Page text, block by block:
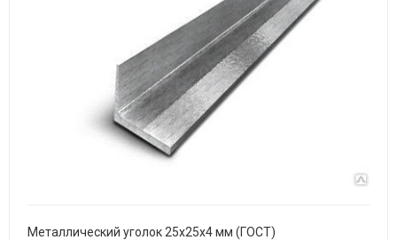
Металлический уголок 25х25х4 мм (ГОСТ)